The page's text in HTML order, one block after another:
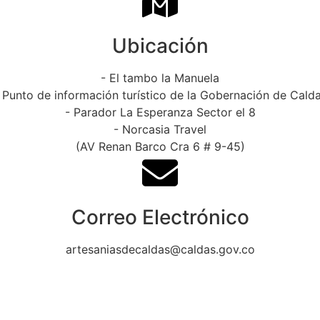
Ubicación
- El tambo la Manuela
de información turístico de la Gobernación de
- Parador La Esperanza Sector el 8
- Norcasia Travel
(AV Renan Barco Cra 6 # 9-45)
Correo Electrónico
artesaniasdecaldas@caldas.gov.co